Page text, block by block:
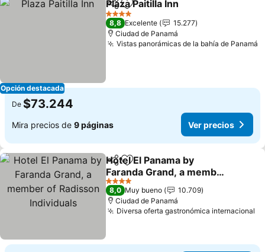
Opción destacada
CompartirAgregar a favoritos
Plaza Paitilla Inn
4 Estrellas
8,8 Excelente
15.277
Ciudad de Panamá
Vistas panorámicas de la bahía de Panamá
De $73.244
Mira precios de 9 páginas Ver precios
CompartirAgregar a favoritos
Hotel El Panama by
Faranda Grand, a member
of Radisson Individuals
Ver precios
4 Estrellas
8,0 Muy bueno
10.709
Ciudad de Panamá
Diversa oferta gastronómica internacional